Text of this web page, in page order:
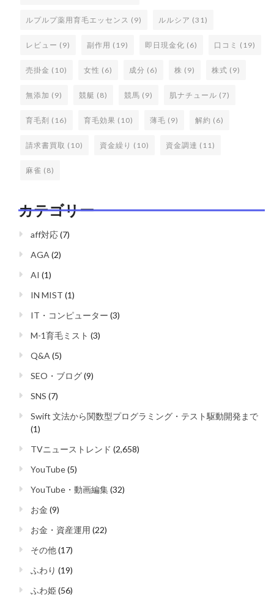
ルプルプ薬用育毛エッセンス (9) ルルシア (31)
レビュー (9) 副作用 (19) 即日現金化 (6) 口コミ (19)
売掛金 (10) 女性 (6) 成分 (6) 株 (9) 株式 (9)
無添加 (9) 競艇 (8) 競馬 (9) 肌ナチュール (7)
育毛剤 (16) 育毛効果 (10) 薄毛 (9) 解約 (6)
請求書買取 (10) 資金繰り (10) 資金調達 (11)
麻雀 (8)
カテゴリー
aff対応(7)
AGA (2)
AI (1)
IN MIST (1)
IT・コンピューター (3)
M-1育毛ミスト (3)
Q&A (5)
SEO・ブログ(9)
SNS (7)
Swift 文法から関数型プログラミング・テスト駆動開発まで
(1)
TVニューストレンド (2,658)
YouTube(5)
YouTube・動画編集(32)
お金 (9)
お金・資産運用 (22)
その他(17)
ふわり (19)
ふわ姫 (56)